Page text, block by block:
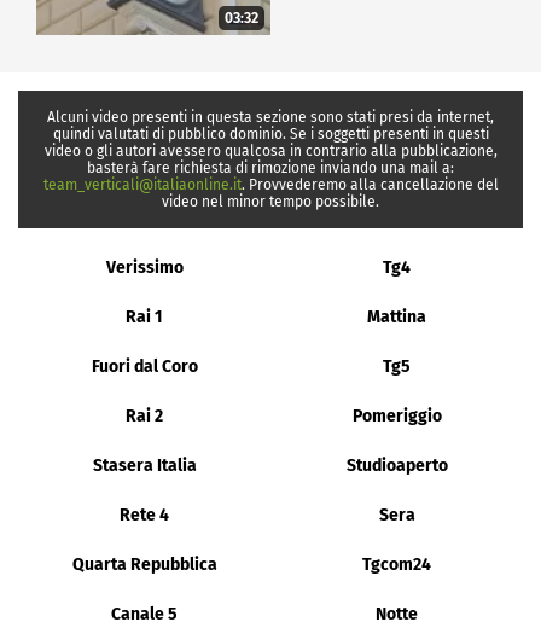
03:32
Alcuni video presenti in questa sezione sono stati presi da internet,
quindi valutati di pubblico dominio. Se i soggetti presenti in questi
video o gli autori avessero qualcosa in contrario alla pubblicazione,
basterà fare richiesta di rimozione inviando una mail a:
team_verticali@italiaonline.it. Provvederemo alla cancellazione del
video nel minor tempo possibile.
Verissimo Tg4
Rai 1 Mattina
Fuori dal Coro Tg5
Rai 2 Pomeriggio
Stasera Italia Studioaperto
Rete 4 Sera
Quarta Repubblica Tgcom24
Canale 5 Notte